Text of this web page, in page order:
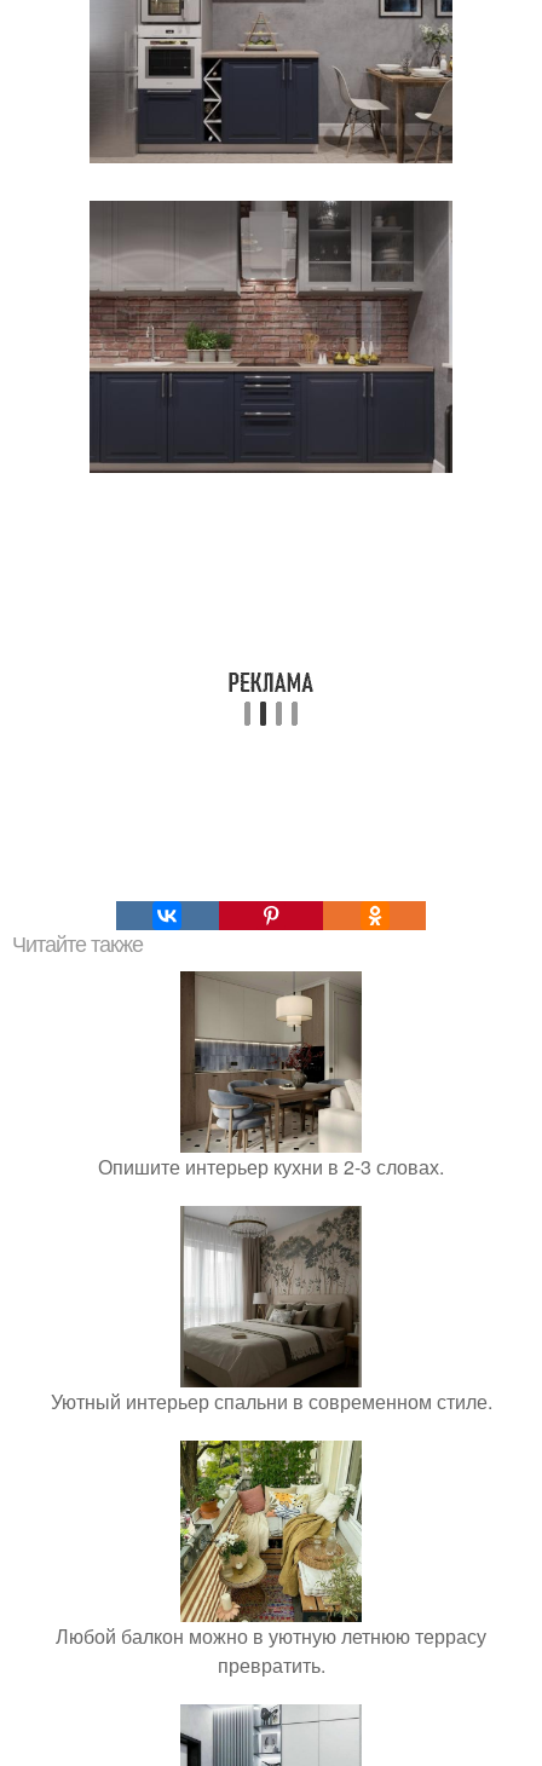
Читайте также
Опишите интерьер кухни в 2-3 словах.
Уютный интерьер спальни в современном стиле.
Любой балкон можно в уютную летнюю террасу
превратить.